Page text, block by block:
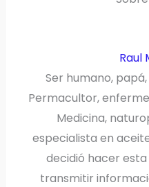
Raul
Ser humano,
Permacultor,
Medicina,
especialista en
decidió hacer
transmitir